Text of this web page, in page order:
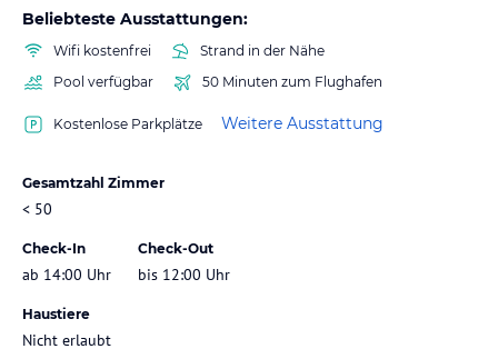
Beliebteste Ausstattungen:
Wifi kostenfrei
Strand in der Nähe
Pool verfügbar
50 Minuten zum Flughafen
Kostenlose Parkplätze Weitere Ausstattung
Gesamtzahl Zimmer
< 50
Check-In
ab 14:00 Uhr
Check-Out
bis 12:00 Uhr
Haustiere
Nicht erlaubt